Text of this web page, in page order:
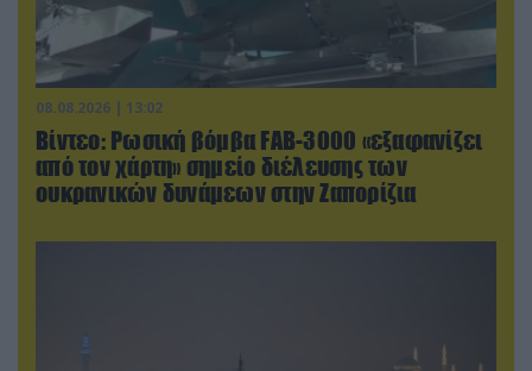
08.08.2026 | 13:02
Βίντεο: Ρωσική βόμβα FAB-3000 «εξαφανίζει
από τον χάρτη» σημείο διέλευσης των
ουκρανικών δυνάμεων στην Ζαπορίζια